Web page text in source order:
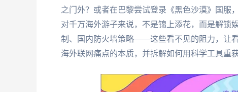
之门外？或者在巴黎尝试登录《黑色沙漠》国服
对千万海外游子来说，不是锦上添花，而是解锁
制、国内防火墙策略——这些看不见的阻力，让
海外联网痛点的本质，并拆解如何用科学工具重